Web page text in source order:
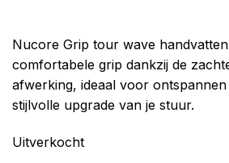
Nucore Grip tour wave
comfortabele grip dankzij de
afwerking, ideaal voor
stijlvolle upgrade van je stuur.
Uitverkocht